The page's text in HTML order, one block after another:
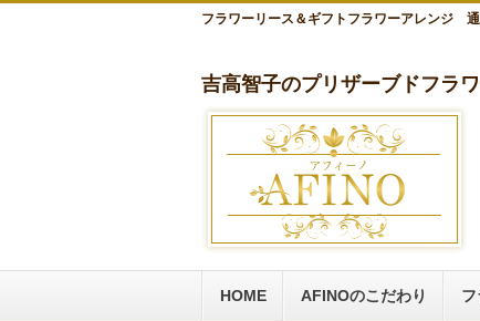
フラワーリース＆ギフトフラワーアレンジ
吉高智子のプリザーブドフラ
HOME AFINOのこだわり